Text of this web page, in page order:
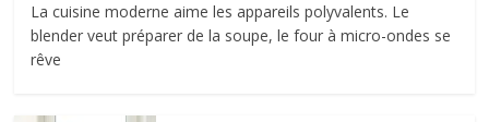
La cuisine moderne aime les appareils polyvalents. Le
blender veut préparer de la soupe, le four à micro-ondes se
rêve